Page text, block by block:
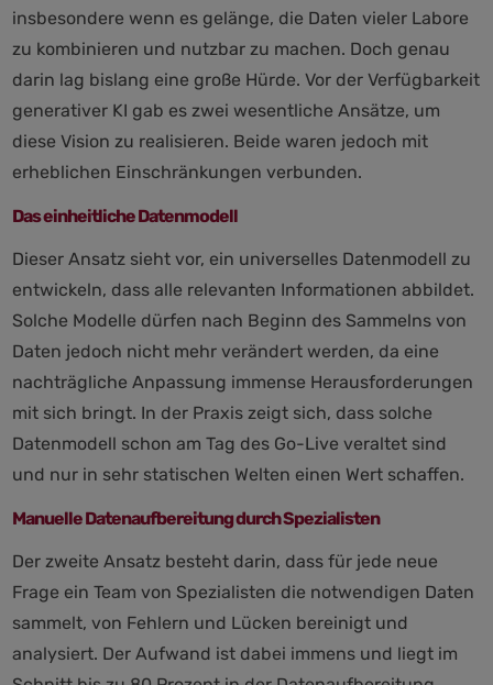
insbesondere wenn es gelänge, die Daten vieler Labore
zu kombinieren und nutzbar zu machen. Doch genau
darin lag bislang eine große Hürde. Vor der Verfügbarkeit
generativer KI gab es zwei wesentliche Ansätze, um
diese Vision zu realisieren. Beide waren jedoch mit
erheblichen Einschränkungen verbunden.
Das einheitliche Datenmodell
Dieser Ansatz sieht vor, ein universelles Datenmodell zu
entwickeln, dass alle relevanten Informationen abbildet.
Solche Modelle dürfen nach Beginn des Sammelns von
Daten jedoch nicht mehr verändert werden, da eine
nachträgliche Anpassung immense Herausforderungen
mit sich bringt. In der Praxis zeigt sich, dass solche
Datenmodell schon am Tag des Go-Live veraltet sind
und nur in sehr statischen Welten einen Wert schaffen.
Manuelle Datenaufbereitung durch Spezialisten
Der zweite Ansatz besteht darin, dass für jede neue
Frage ein Team von Spezialisten die notwendigen Daten
sammelt, von Fehlern und Lücken bereinigt und
analysiert. Der Aufwand ist dabei immens und liegt im